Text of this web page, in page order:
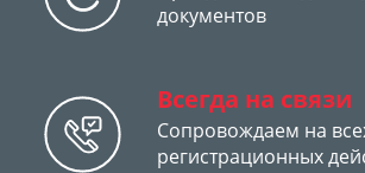
документов
Всегда на связи
Сопровождаем на
регистрационных